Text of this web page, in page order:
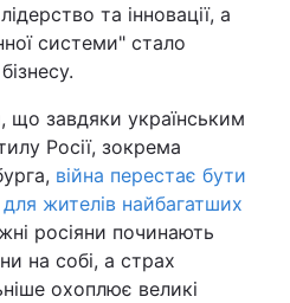
та інновації, а
системи" стало
що завдяки українським
Росії, зокрема
війна перестає бути
жителів найбагатших
росіяни починають
на собі, а страх
охоплює великі